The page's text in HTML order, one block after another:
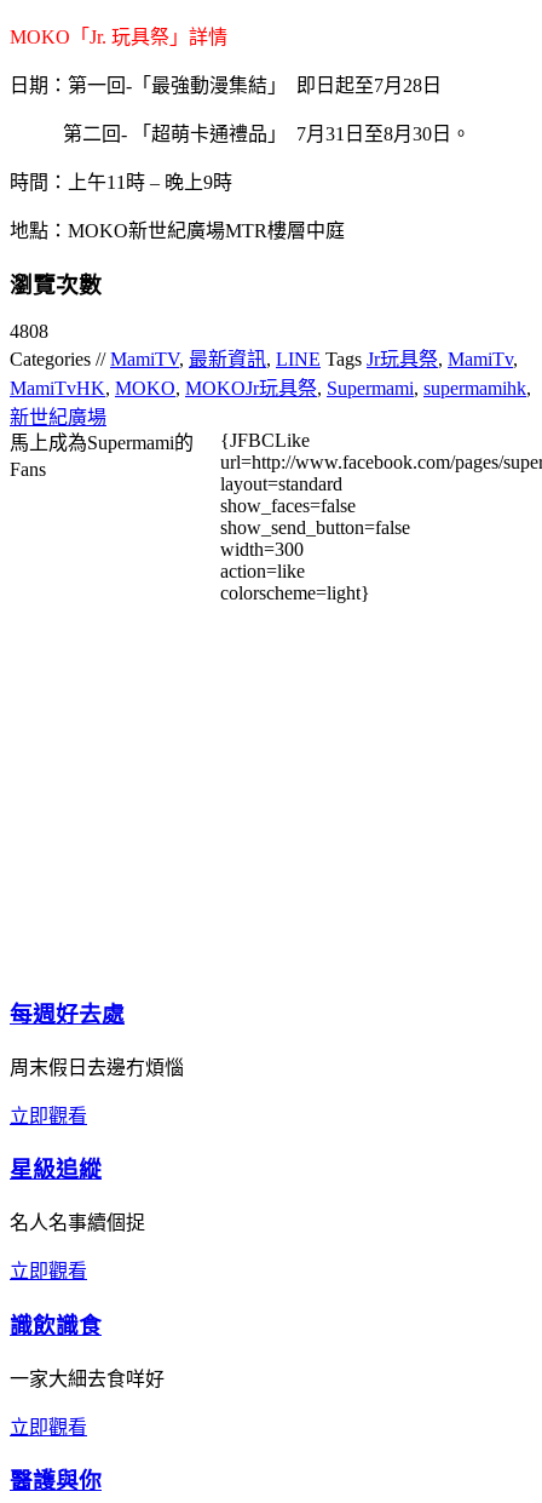
MOKO「Jr. 玩具祭」詳情
日期：第一回-「最強動漫集結」 即日起至7月28日
第二回- 「超萌卡通禮品」 7月31日至8月30日。
時間：上午11時 – 晚上9時
地點：MOKO新世紀廣場MTR樓層中庭
瀏覽次數
4808
Categories //MamiTV, 最新資訊, LINE Tags Jr玩具祭, MamiTv,
MamiTvHK, MOKO, MOKOJr玩具祭, Supermami, supermamihk,
新世紀廣場
馬上成為Supermami的
Fans
{JFBCLike
url=http://www.facebook.com/pages/
layout=standard
show_faces=false
show_send_button=false
width=300
action=like
colorscheme=light}
每週好去處
周末假日去邊冇煩惱
立即觀看
星級追縱
名人名事續個捉
立即觀看
識飲識食
一家大細去食咩好
立即觀看
醫護與你